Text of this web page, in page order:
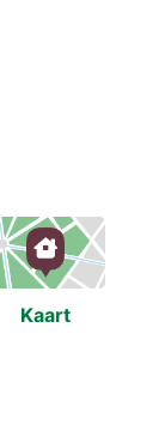
Kaart